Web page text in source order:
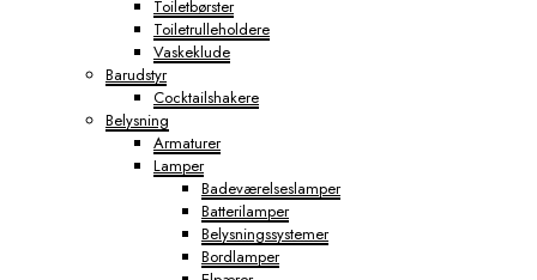
Toiletbørster
Toiletrulleholdere
Vaskeklude
Barudstyr
Cocktailshakere
Belysning
Armaturer
Lamper
Badeværelseslamper
Batterilamper
Belysningssystemer
Bordlamper